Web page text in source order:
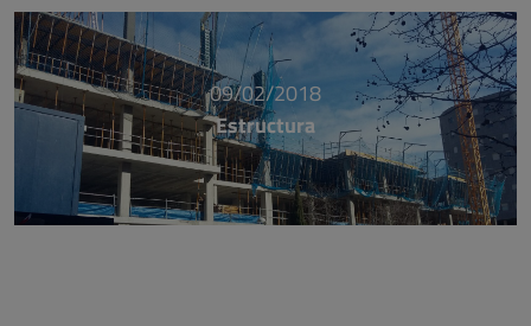
09/02/2018
Estructura